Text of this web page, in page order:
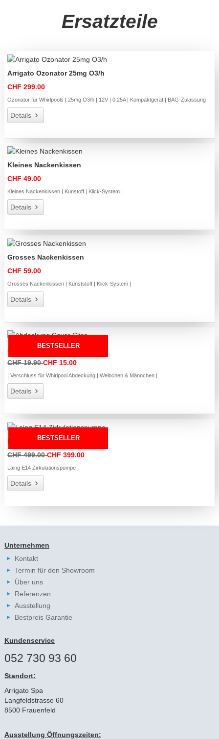
Ersatzteile
Arrigato Ozonator 25mg O3/h
CHF 299.00
Ozonator für Whirlpools | 25mg O3/h | 12V | 0.25A | Kompaktgerät | BAG-Zulassung
Details
Kleines Nackenkissen
CHF 49.00
Kleines Nackenkissen | Kunstoff | Klick-System |
Details
Grosses Nackenkissen
CHF 59.00
Grosses Nackenkissen | Kunststoff | Klick-System |
Details
BESTSELLER
Abdeckung Cover Clips
CHF 19.90CHF 15.00
| Verschluss für Whirlpool Abdeckung | Weibchen & Männchen |
Details
BESTSELLER
Laing E14 Zirkulationspumpe
CHF 499.00CHF 399.00
Laing E14 Zirkulationspumpe
Details
Unternehmen
Kontakt
Termin für den Showroom
Über uns
Referenzen
Ausstellung
Bestpreis Garantie
Kundenservice
052 730 93 60
Standort:
Arrigato Spa
Langfeldstrasse 60
8500 Frauenfeld
Ausstellung Öffnungszeiten: